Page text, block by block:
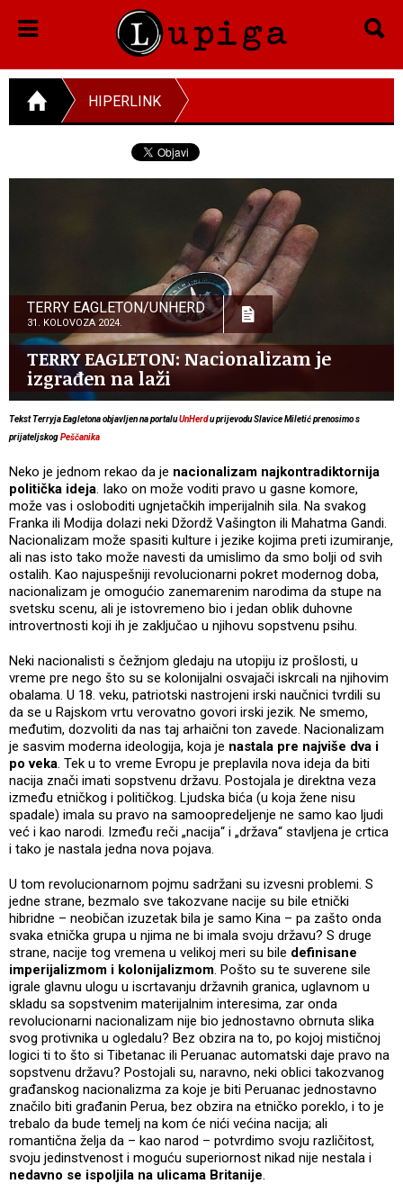
HIPERLINK
TERRY EAGLETON/UNHERD
31. KOLOVOZA 2024.
TERRY EAGLETON: Nacionalizam je
izgrađen na laži
Tekst Terryja Eagletona objavljen na portaluUnHerdu prijevodu Slavice Miletić prenosimo s
prijateljskogPeščanika
Neko je jednom rekao da je nacionalizam najkontradiktornija
politička ideja. Iako on može voditi pravo u gasne komore,
može vas i osloboditi ugnjetačkih imperijalnih sila. Na svakog
Franka ili Modija dolazi neki Džordž Vašington ili Mahatma Gandi.
Nacionalizam može spasiti kulture i jezike kojima preti izumiranje,
ali nas isto tako može navesti da umislimo da smo bolji od svih
ostalih. Kao najuspešniji revolucionarni pokret modernog doba,
nacionalizam je omogućio zanemarenim narodima da stupe na
svetsku scenu, ali je istovremeno bio i jedan oblik duhovne
introvertnosti koji ih je zaključao u njihovu sopstvenu psihu.
Neki nacionalisti s čežnjom gledaju na utopiju iz prošlosti, u
vreme pre nego što su se kolonijalni osvajači iskrcali na njihovim
obalama. U 18. veku, patriotski nastrojeni irski naučnici tvrdili su
da se u Rajskom vrtu verovatno govori irski jezik. Ne smemo,
međutim, dozvoliti da nas taj arhaični ton zavede. Nacionalizam
je sasvim moderna ideologija, koja je nastala pre najviše dva i
po veka. Tek u to vreme Evropu je preplavila nova ideja da biti
nacija znači imati sopstvenu državu. Postojala je direktna veza
između etničkog i političkog. Ljudska bića (u koja žene nisu
spadale) imala su pravo na samoopredeljenje ne samo kao ljudi
već i kao narodi. Između reči „nacija“ i „država“ stavljena je crtica
i tako je nastala jedna nova pojava.
U tom revolucionarnom pojmu sadržani su izvesni problemi. S
jedne strane, bezmalo sve takozvane nacije su bile etnički
hibridne – neobičan izuzetak bila je samo Kina – pa zašto onda
svaka etnička grupa u njima ne bi imala svoju državu? S druge
strane, nacije tog vremena u velikoj meri su bile definisane
imperijalizmom i kolonijalizmom. Pošto su te suverene sile
igrale glavnu ulogu u iscrtavanju državnih granica, uglavnom u
skladu sa sopstvenim materijalnim interesima, zar onda
revolucionarni nacionalizam nije bio jednostavno obrnuta slika
svog protivnika u ogledalu? Bez obzira na to, po kojoj mističnoj
logici ti to što si Tibetanac ili Peruanac automatski daje pravo na
sopstvenu državu? Postojali su, naravno, neki oblici takozvanog
građanskog nacionalizma za koje je biti Peruanac jednostavno
značilo biti građanin Perua, bez obzira na etničko poreklo, i to je
trebalo da bude temelj na kom će nići većina nacija; ali
romantična želja da – kao narod – potvrdimo svoju različitost,
svoju jedinstvenost i moguću superiornost nikad nije nestala i
nedavno se ispoljila na ulicama Britanije.